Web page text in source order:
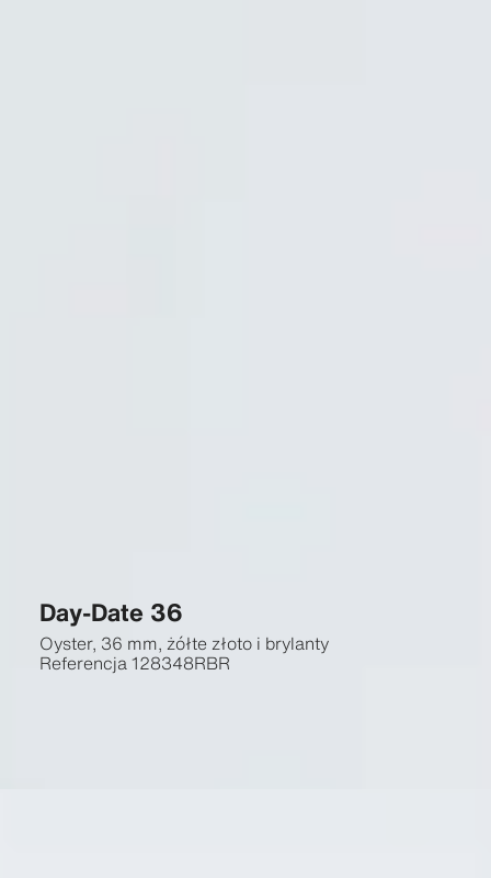
Day-Date 36
Oyster, 36 mm, żółte złoto i brylanty
Referencja128348RBR